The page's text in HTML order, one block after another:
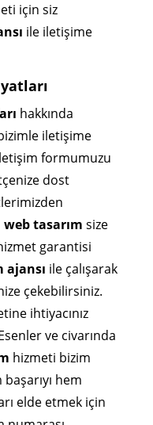
için siz
ile iletişime
hakkında
iletişime
formumuzu
dost
tasarım size
garantisi
ajansı ile çalışarak
çekebilirsiniz.
ihtiyacınız
ve civarında
hizmeti bizim
başarıyı hem
elde etmek için